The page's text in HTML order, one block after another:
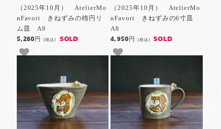
（2025年10月） AtelierMo
nFavori きねずみの楕円リ
ム皿 A9
5,280円[税込] SOLD
（2025年10月） AtelierMo
nFavori きねずみの6寸皿
A8
4,950円 [税込] SOLD